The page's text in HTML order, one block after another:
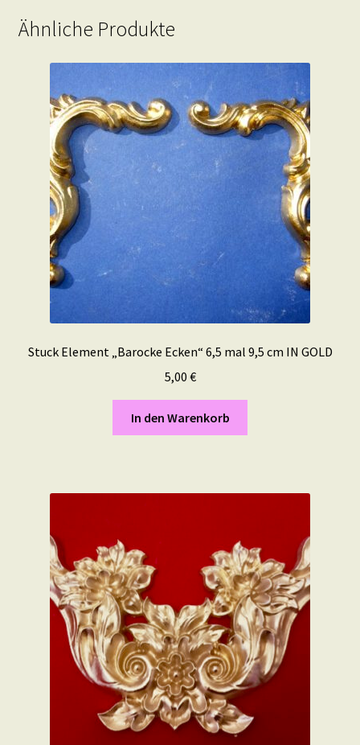
Ähnliche Produkte
Stuck Element „Barocke Ecken“ 6,5 mal 9,5 cm IN GOLD
5,00 €
In den Warenkorb